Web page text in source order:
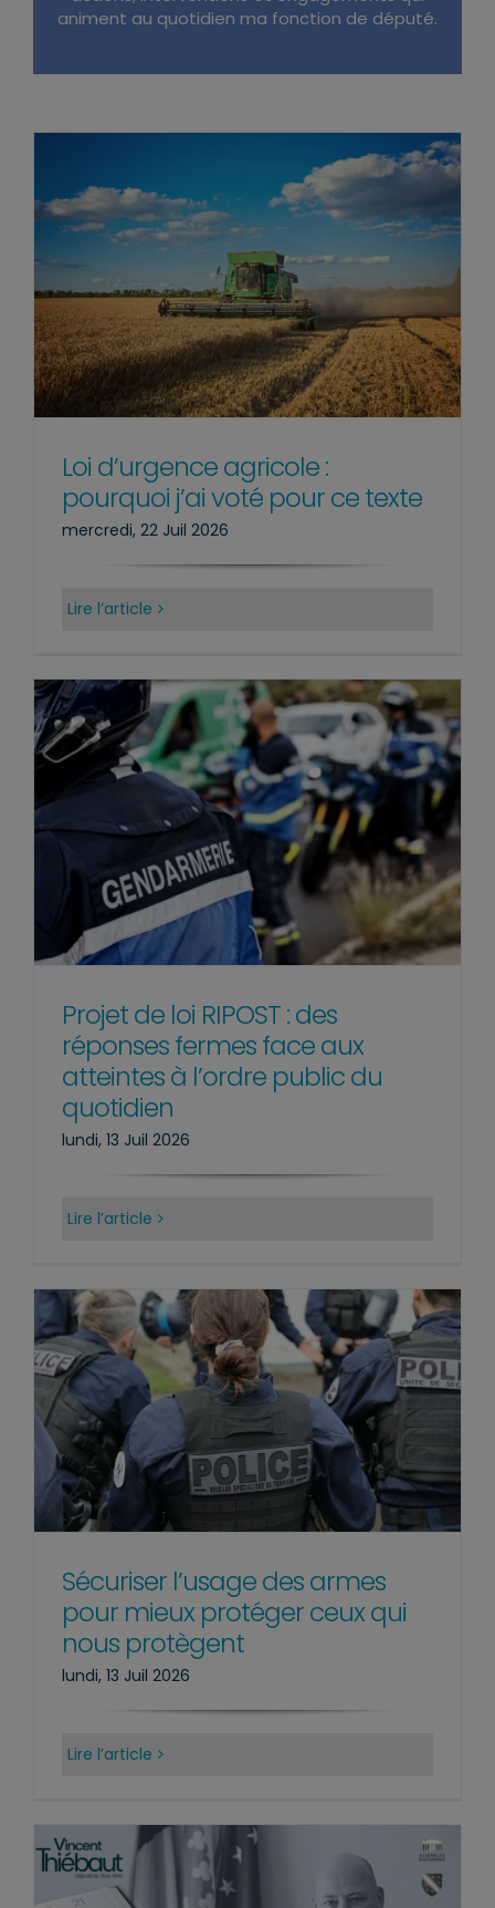
animent au quotidien ma fonction de député.
Loi d’urgence agricole :
pourquoi j’ai voté pour ce texte
mercredi, 22 Juil 2026
Lire l’article
Projet de loi RIPOST : des
réponses fermes face aux
atteintes à l’ordre public du
quotidien
lundi, 13 Juil 2026
Lire l’article
Sécuriser l’usage des armes
pour mieux protéger ceux qui
nous protègent
lundi, 13 Juil 2026
Lire l’article